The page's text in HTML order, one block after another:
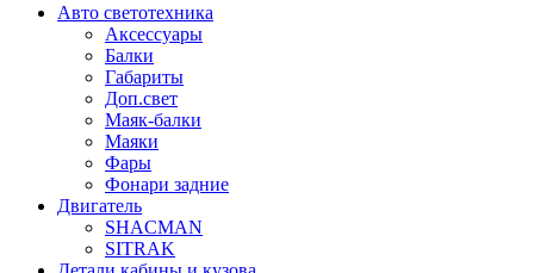
Авто светотехника
Аксессуары
Балки
Габариты
Доп.свет
Маяк-балки
Маяки
Фары
Фонари задние
Двигатель
SHACMAN
SITRAK